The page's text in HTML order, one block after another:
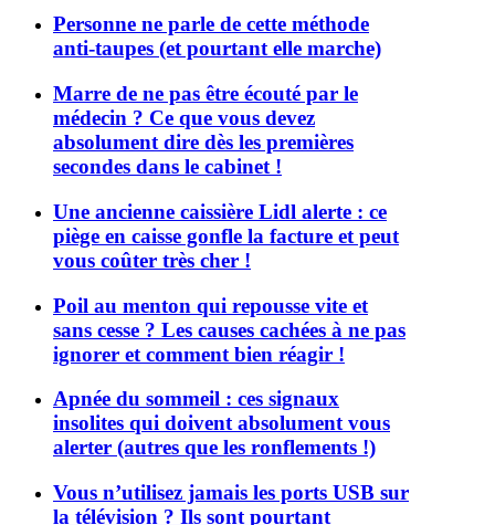
Personne ne parle de cette méthode
anti-taupes (et pourtant elle marche)
Marre de ne pas être écouté par le
médecin ? Ce que vous devez
absolument dire dès les premières
secondes dans le cabinet !
Une ancienne caissière Lidl alerte : ce
piège en caisse gonfle la facture et peut
vous coûter très cher !
Poil au menton qui repousse vite et
sans cesse ? Les causes cachées à ne pas
ignorer et comment bien réagir !
Apnée du sommeil : ces signaux
insolites qui doivent absolument vous
alerter (autres que les ronflements !)
Vous n’utilisez jamais les ports USB sur
la télévision ? Ils sont pourtant